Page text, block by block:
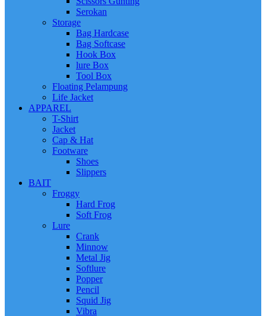
Serokan
Storage
Bag Hardcase
Bag Softcase
Hook Box
lure Box
Tool Box
Floating Pelampung
Life Jacket
APPAREL
T-Shirt
Jacket
Cap & Hat
Footware
Shoes
Slippers
BAIT
Froggy
Hard Frog
Soft Frog
Lure
Crank
Minnow
Metal Jig
Softlure
Popper
Pencil
Squid Jig
Vibra